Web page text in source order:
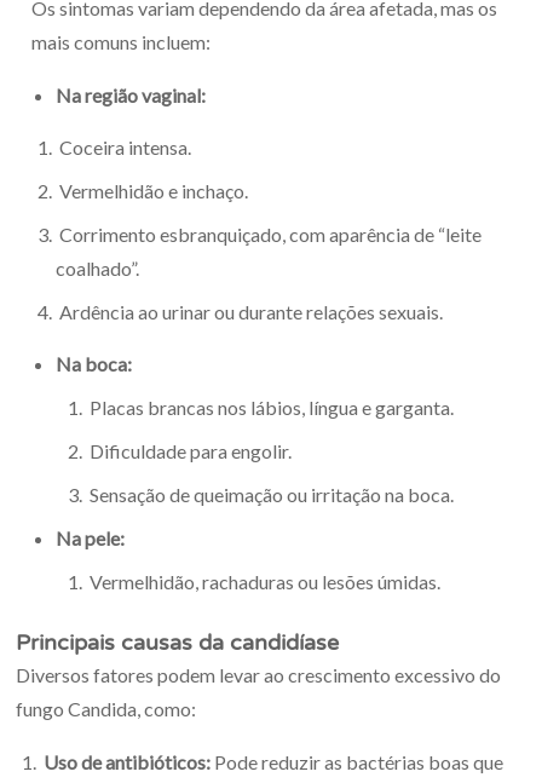
Os sintomas variam dependendo da área afetada, mas os
mais comuns incluem:
Na região vaginal:
Coceira intensa.
Vermelhidão e inchaço.
Corrimento esbranquiçado, com aparência de “leite
coalhado”.
Ardência ao urinar ou durante relações sexuais.
Na boca:
Placas brancas nos lábios, língua e garganta.
Dificuldade para engolir.
Sensação de queimação ou irritação na boca.
Na pele:
Vermelhidão, rachaduras ou lesões úmidas.
Principais causas da candidíase
Diversos fatores podem levar ao crescimento excessivo do
fungo Candida, como:
Uso de antibióticos: Pode reduzir as bactérias boas que